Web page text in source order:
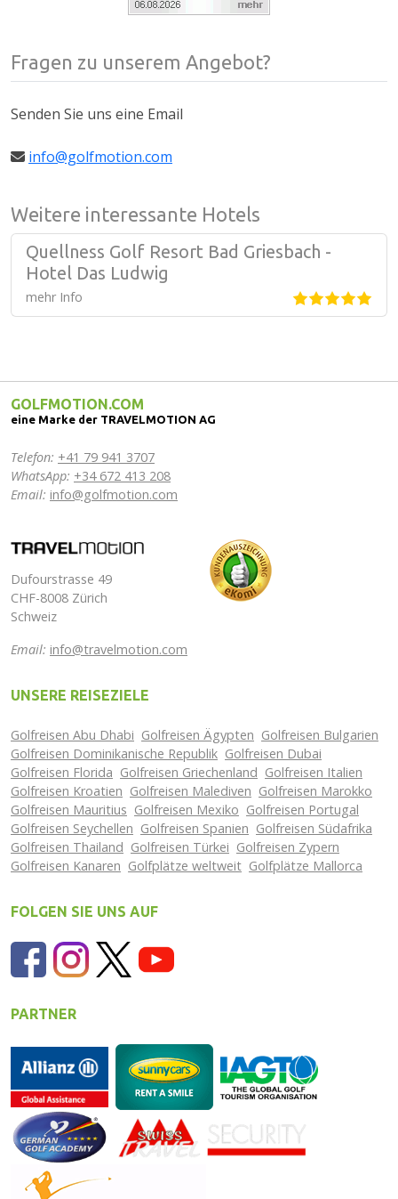
Fragen zu unserem Angebot?
Senden Sie uns eine Email
info@golfmotion.com
Weitere interessante Hotels
Quellness Golf Resort Bad Griesbach -
Hotel Das Ludwig
mehr Info
GOLFMOTION.COM
eine Marke der TRAVELMOTION AG
Telefon: +41 79 941 3707
WhatsApp: +34 672 413 208
Email: info@golfmotion.com
Dufourstrasse 49
CHF-8008 Zürich
Schweiz
Email: info@travelmotion.com
UNSERE REISEZIELE
Golfreisen Abu Dhabi Golfreisen Ägypten Golfreisen Bulgarien
Golfreisen Dominikanische Republik Golfreisen Dubai
Golfreisen Florida Golfreisen Griechenland Golfreisen Italien
Golfreisen Kroatien Golfreisen Malediven Golfreisen Marokko
Golfreisen Mauritius Golfreisen Mexiko Golfreisen Portugal
Golfreisen Seychellen Golfreisen Spanien Golfreisen Südafrika
Golfreisen Thailand Golfreisen Türkei Golfreisen Zypern
Golfreisen Kanaren Golfplätze weltweit Golfplätze Mallorca
FOLGEN SIE UNS AUF
PARTNER